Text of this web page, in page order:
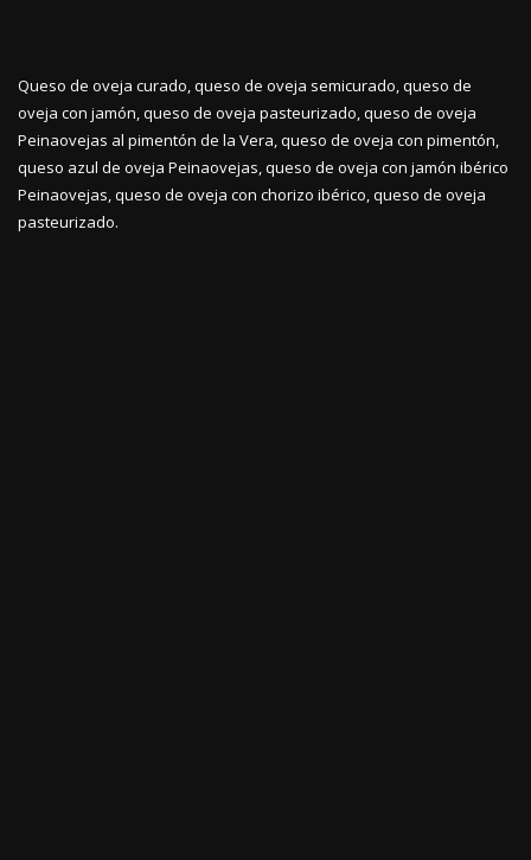
Queso de oveja curado, queso de oveja semicurado, queso de
oveja con jamón, queso de oveja pasteurizado, queso de oveja
Peinaovejas al pimentón de la Vera, queso de oveja con pimentón,
queso azul de oveja Peinaovejas, queso de oveja con jamón ibérico
Peinaovejas, queso de oveja con chorizo ibérico, queso de oveja
pasteurizado.